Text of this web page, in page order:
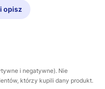
opisz
i negatywne). Nie
którzy kupili dany produkt.